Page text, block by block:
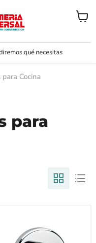
qué necesitas
Ver
Cocina
para